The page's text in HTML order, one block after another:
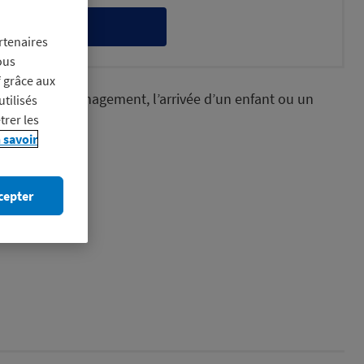
d’aménagement, l’arrivée d’un enfant ou un
aux
les
savoir